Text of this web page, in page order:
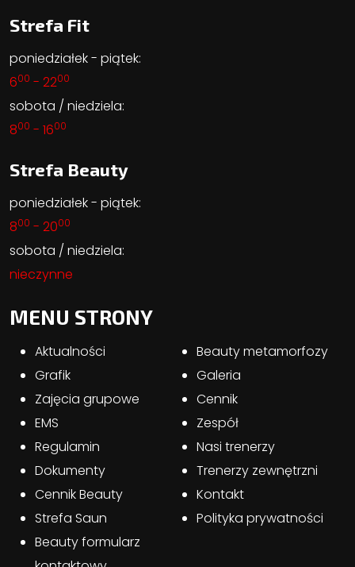
Strefa Fit
poniedziałek - piątek:
600 - 2200
sobota / niedziela:
800 - 1600
Strefa Beauty
poniedziałek - piątek:
800 - 2000
sobota / niedziela:
nieczynne
MENU STRONY
Aktualności
Grafik
Zajęcia grupowe
EMS
Regulamin
Dokumenty
Cennik Beauty
Strefa Saun
Beauty formularz
Beauty metamorfozy
Galeria
Cennik
Zespół
Nasi trenerzy
Trenerzy zewnętrzni
Kontakt
Polityka prywatności